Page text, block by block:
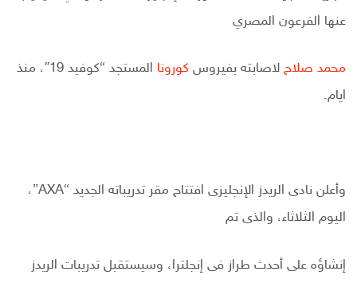
عنها الفرعون المصري
محمد صلاح لاصابته بفيروس كورونا
المستجد “كوفيد 19″، منذ
ايام.
وأعلن نادى الريدز الإنجليزى افتتاح مقر تدريباته الجديد “AXA”،
اليوم الثلاثاء، والذى تم
إنشاؤه على أحدث طراز فى إنجلترا، وسيستقبل تدريبات الريدز